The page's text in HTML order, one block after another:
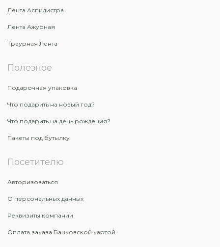
Лента Аспидистра
Лента Ажурная
Траурная Лента
Полезное
Подарочная упаковка
Что подарить на новый год?
Что подарить на день рождения?
Пакеты под бутылку
Посетителю
Авторизоваться
О персональных данных
Реквизиты компании
Оплата заказа Банковской картой